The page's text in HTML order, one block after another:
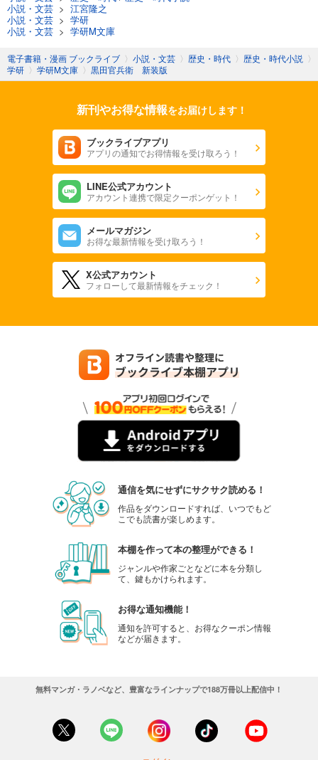
小説・文芸 > 江宮隆之
小説・文芸 > 学研
小説・文芸 > 学研M文庫
電子書籍・漫画 ブックライブ 〉 小説・文芸 〉 歴史・時代 〉 歴史・時代小説 〉
学研 〉 学研M文庫 〉 黒田官兵衛 新装版
新刊やお得な情報をお届けします！
ブックライブアプリ
アプリの通知でお得情報を受け取ろう！
LINE公式アカウント
アカウント連携で限定クーポンゲット！
メールマガジン
お得な最新情報を受け取ろう！
X公式アカウント
フォローして最新情報をチェック！
通信を気にせずにサクサク読める！
作品をダウンロードすれば、いつでもど
こでも読書が楽しめます。
本棚を作って本の整理ができる！
ジャンルや作家ごとなどに本を分類し
て、鍵もかけられます。
お得な通知機能！
通知を許可すると、お得なクーポン情報
などが届きます。
無料マンガ・ラノベなど、豊富なラインナップで188万冊以上配信中！